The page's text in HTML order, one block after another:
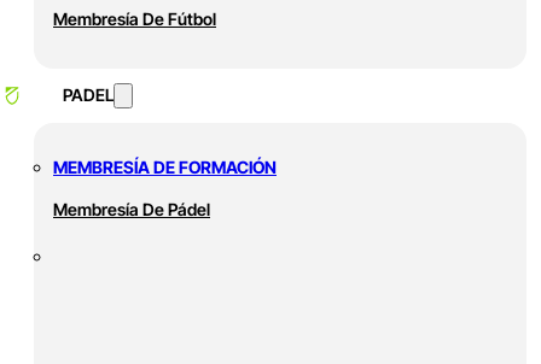
Membresía De Fútbol
PADEL
MEMBRESÍA DE FORMACIÓN
Membresía De Pádel